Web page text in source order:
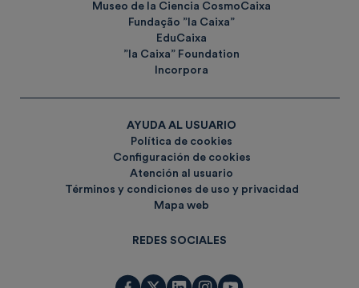
Museo de la Ciencia CosmoCaixa
Fundação ”la Caixa”
EduCaixa
”la Caixa” Foundation
Incorpora
AYUDA AL USUARIO
Política de cookies
Configuración de cookies
Atención al usuario
Términos y condiciones de uso y privacidad
Mapa web
REDES SOCIALES